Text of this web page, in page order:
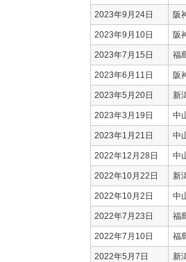
2023年9月24日 阪
2023年9月10日 阪
2023年7月15日 福
2023年6月11日 阪
2023年5月20日 新
2023年3月19日 中
2023年1月21日 中
2022年12月28日 中
2022年10月22日 新
2022年10月2日 中
2022年7月23日 福
2022年7月10日 福
2022年5月7日 新